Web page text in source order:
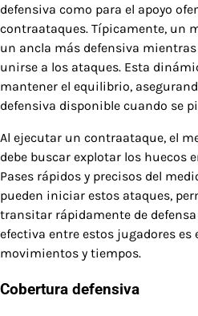
defensiva como para el apoyo
contraataques. Típicamente, un
un ancla más defensiva
unirse a los ataques. Esta
mantener el equilibrio,
defensiva disponible cuando se
Al ejecutar un contraataque, el
debe buscar explotar los huecos
Pases rápidos y precisos del
pueden iniciar estos ataques,
transitar rápidamente de
efectiva entre estos jugadores
movimientos y tiempos.
Cobertura defensiva